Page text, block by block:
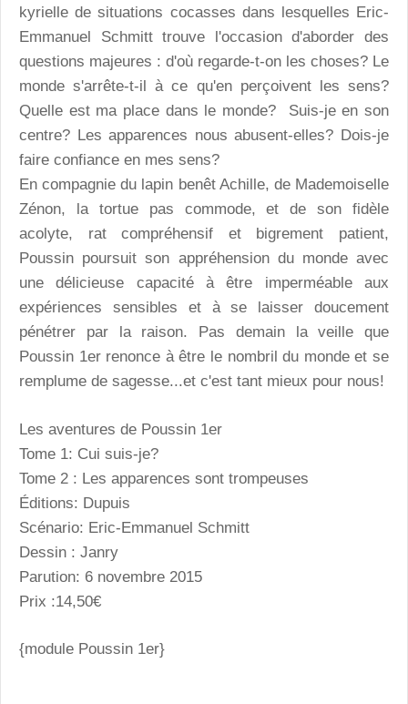
kyrielle de situations cocasses dans lesquelles Eric-
Emmanuel Schmitt trouve l'occasion d'aborder des
questions majeures : d'où regarde-t-on les choses? Le
monde s'arrête-t-il à ce qu'en perçoivent les sens?
Quelle est ma place dans le monde? Suis-je en son
centre? Les apparences nous abusent-elles? Dois-je
faire confiance en mes sens?
En compagnie du lapin benêt Achille, de Mademoiselle
Zénon, la tortue pas commode, et de son fidèle
acolyte, rat compréhensif et bigrement patient,
Poussin poursuit son appréhension du monde avec
une délicieuse capacité à être imperméable aux
expériences sensibles et à se laisser doucement
pénétrer par la raison. Pas demain la veille que
Poussin 1er renonce à être le nombril du monde et se
remplume de sagesse...et c'est tant mieux pour nous!
Les aventures de Poussin 1er
Tome 1: Cui suis-je?
Tome 2 : Les apparences sont trompeuses
Éditions: Dupuis
Scénario: Eric-Emmanuel Schmitt
Dessin : Janry
Parution: 6 novembre 2015
Prix :14,50€
{module Poussin 1er}